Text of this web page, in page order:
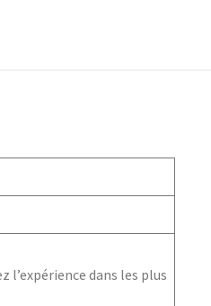
l’expérience dans les plus